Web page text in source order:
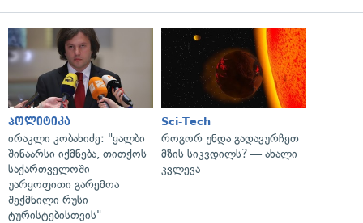
პოლიტიკა
ირაკლი კობახიძე: "ყალბი
შინაარსი იქმნება, თითქოს
საქართველოში
უარყოფითი გარემოა
შექმნილი რუსი
ტურისტებისთვის"
Sci-Tech
როგორ უნდა გადავურჩეთ
მზის სიკვდილს? — ახალი
კვლევა